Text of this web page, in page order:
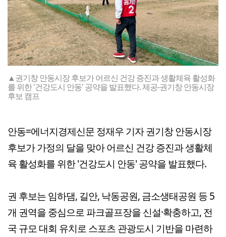
▲권기창 안동시장 후보가 어르신 건강 증진과 생활체육 활성화
를 위한 '건강도시 안동' 공약을 발표했다. 제공-권기창 안동시장
후보 캠프
안동=에너지경제신문 정재우 기자 권기창 안동시장
후보가 가정의 달을 맞아 어르신 건강 증진과 생활체
육 활성화를 위한 '건강도시 안동' 공약을 발표했다.
권 후보는 임하댐, 길안, 낙동공원, 금소생태공원 등 5
개 권역을 중심으로 파크골프장을 신설·확충하고, 전
국 규모 대회 유치로 스포츠 관광도시 기반을 마련하